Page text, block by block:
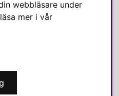
Hem!
och finns här för att hjälpa dig
inspiration.
webbläsare under
mer i vår